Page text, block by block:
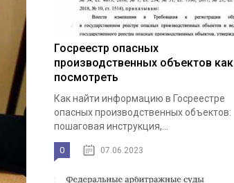
Госреестр опасных
производственных объектов как
посмотреть
Как найти информацию в Госреестре
опасных производственных объектов:
пошаговая инструкция,...
0 07.06.2023